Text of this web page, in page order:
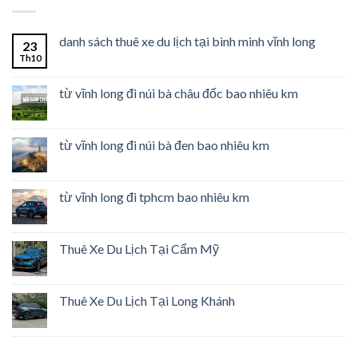
23
Th10
danh sách thuê xe du lịch tại bình minh vĩnh long
từ vĩnh long đi núi bà châu đốc bao nhiêu km
từ vĩnh long đi núi bà đen bao nhiêu km
từ vĩnh long đi tphcm bao nhiêu km
Thuê Xe Du Lịch Tại Cẩm Mỹ
Thuê Xe Du Lịch Tại Long Khánh